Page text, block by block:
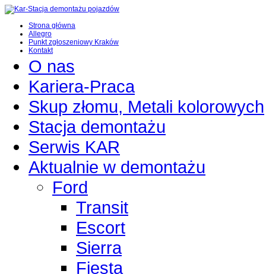
Strona główna
Allegro
Punkt zgłoszeniowy Kraków
Kontakt
O nas
Kariera-Praca
Skup złomu, Metali kolorowych
Stacja demontażu
Serwis KAR
Aktualnie w demontażu
Ford
Transit
Escort
Sierra
Fiesta